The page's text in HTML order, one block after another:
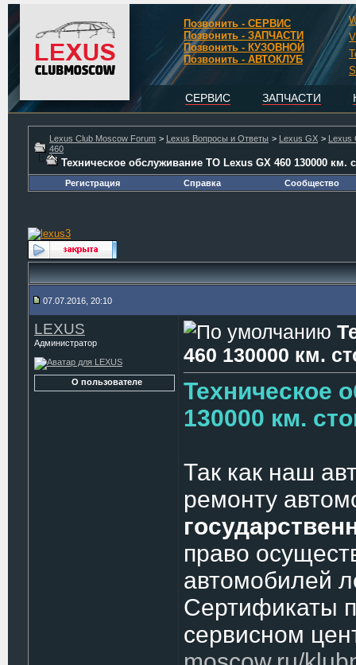
Позвонить - СЕРВИС
Позвонить - ЗАПЧАСТИ
Позвонить - КУЗОВНОЙ
Позвонить - АВТОКЛУБ
СЕРВИС ЗАПЧАСТИ
Lexus Club Moscow Forum > Lexus Вопросы и Ответы > Lexus GX > Lexus
460
Техническое обслуживание ТО Lexus GX 460 130000 км.
Регистрация Справка Сообщество
07.07.2016, 20:10
LEXUS
Администратор
О пользователе
460 130000 км.
Техническое
130000 км.
Так как наш
ремонту
право
автомобилей
Сертификаты
сервисном